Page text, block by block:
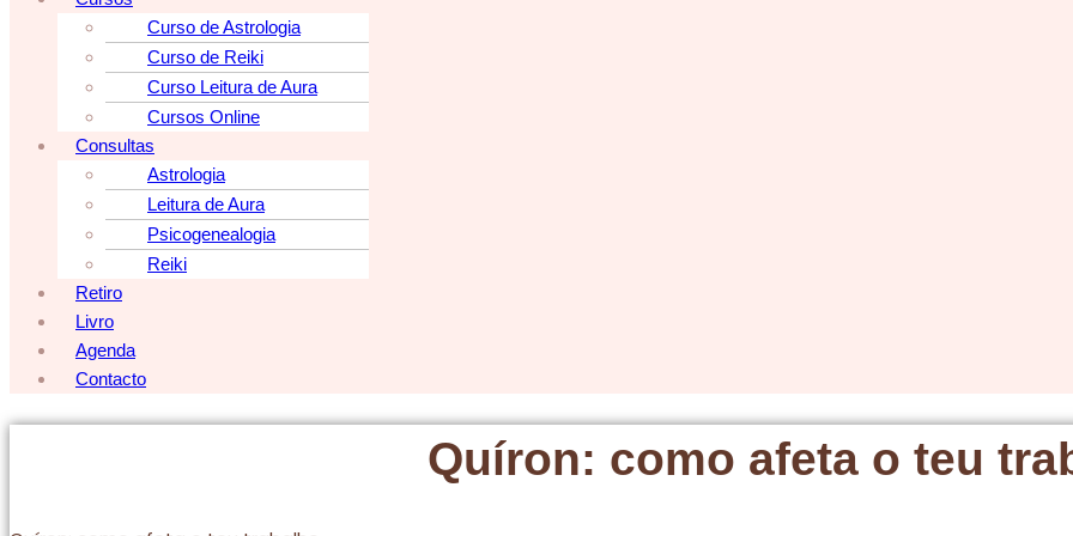
Curso de Astrologia
Curso de Reiki
Curso Leitura de Aura
Cursos Online
Consultas
Astrologia
Leitura de Aura
Psicogenealogia
Reiki
Retiro
Livro
Agenda
Contacto
Quíron: como afeta o teu